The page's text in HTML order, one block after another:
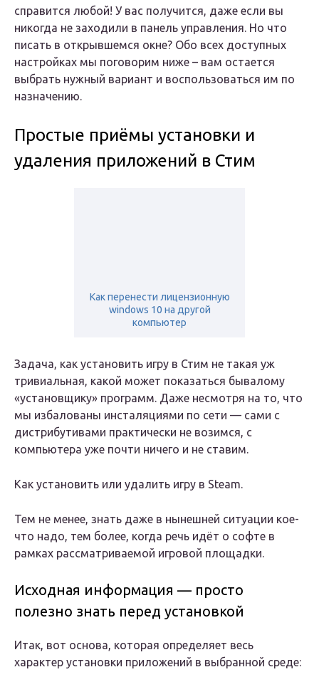
справится любой! У вас получится, даже если вы
никогда не заходили в панель управления. Но что
писать в открывшемся окне? Обо всех доступных
настройках мы поговорим ниже – вам остается
выбрать нужный вариант и воспользоваться им по
назначению.
Простые приёмы установки и
удаления приложений в Стим
Как перенести лицензионную
windows 10 на другой
компьютер
Задача, как установить игру в Стим не такая уж
тривиальная, какой может показаться бывалому
«установщику» программ. Даже несмотря на то, что
мы избалованы инсталяциями по сети — сами с
дистрибутивами практически не возимся, с
компьютера уже почти ничего и не ставим.
Как установить или удалить игру в Steam.
Тем не менее, знать даже в нынешней ситуации кое-
что надо, тем более, когда речь идёт о софте в
рамках рассматриваемой игровой площадки.
Исходная информация — просто
полезно знать перед установкой
Итак, вот основа, которая определяет весь
характер установки приложений в выбранной среде: